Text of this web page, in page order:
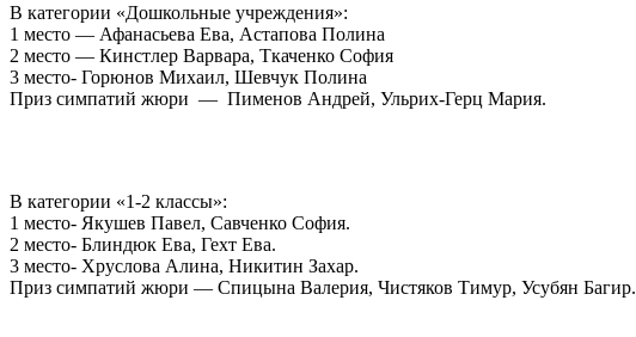
В категории «Дошкольные учреждения»:
1 место — Афанасьева Ева, Астапова Полина
2 место — Кинстлер Варвара, Ткаченко София
3 место- Горюнов Михаил, Шевчук Полина
Приз симпатий жюри — Пименов Андрей, Ульрих-Герц Мария.
В категории «1-2 классы»:
1 место- Якушев Павел, Савченко София.
2 место- Блиндюк Ева, Гехт Ева.
3 место- Хруслова Алина, Никитин Захар.
Приз симпатий жюри — Спицына Валерия, Чистяков Тимур, Усубян Багир.